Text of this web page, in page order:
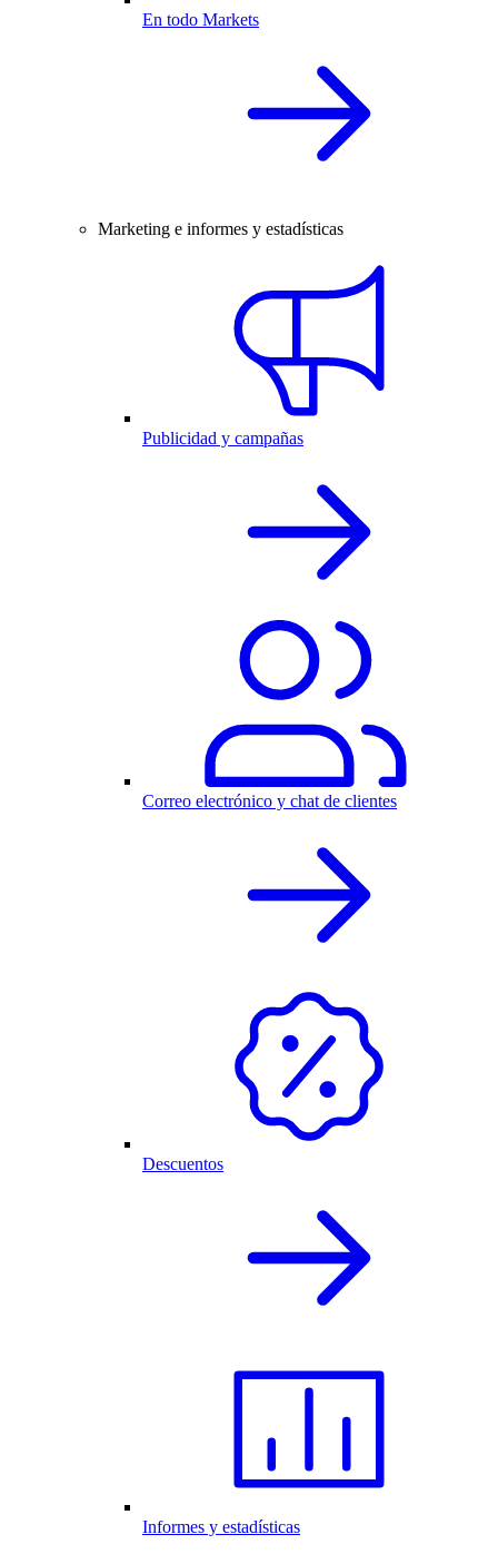
En todo Markets
Marketing e informes y estadísticas
Publicidad y campañas
Correo electrónico y chat de clientes
Descuentos
Informes y estadísticas